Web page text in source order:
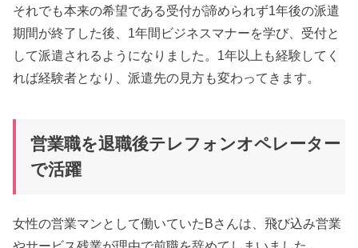
それでも本来の希望である受付が諦められず1年後の派遣
期間が終了した後、1年間ビジネスマナーを学び、受付と
して派遣されるようになりました。1年以上も経験してく
れば経験者となり、派遣先の見方も変わってきます。
営業職を退職後テレフォンオペレーター
で活躍
女性の営業マンとして働いていたBさんは、飛び込み営業